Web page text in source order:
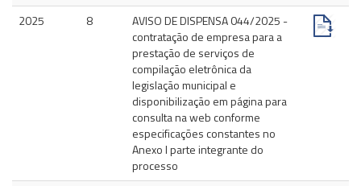
2025
8
AVISO DE DISPENSA 044/2025 -
contratação de empresa para a
prestação de serviços de
compilação eletrônica da
legislação municipal e
disponibilização em página para
consulta na web conforme
especificações constantes no
Anexo I parte integrante do
processo